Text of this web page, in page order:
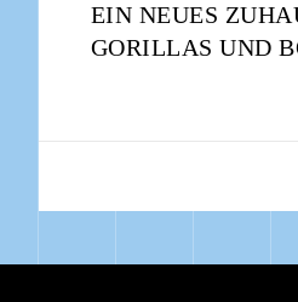
EIN NEUES
GORILLAS UND